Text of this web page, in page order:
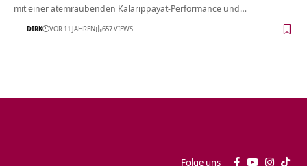
mit einer atemraubenden Kalarippayat-Performance und…
DIRK VOR 11 JAHREN 657 VIEWS
Folge uns